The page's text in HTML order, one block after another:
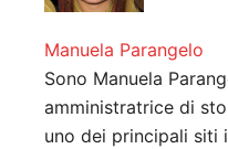
Manuela Parangelo
Sono Manuela
amministratrice di
uno dei principali siti